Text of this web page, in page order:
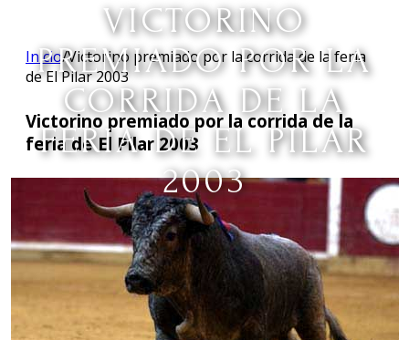
VICTORINO
PREMIADO POR LA
CORRIDA DE LA
FERIA DE EL PILAR
2003
Inicio/Victorino premiado por la corrida de la feria
de El Pilar 2003
Victorino premiado por la corrida de la
feria de El Pilar 2003